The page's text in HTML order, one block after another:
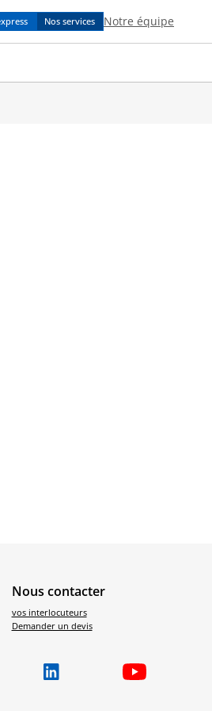
Nos services Notre équipe
Nous contacter
vos interlocuteurs
Demander un devis